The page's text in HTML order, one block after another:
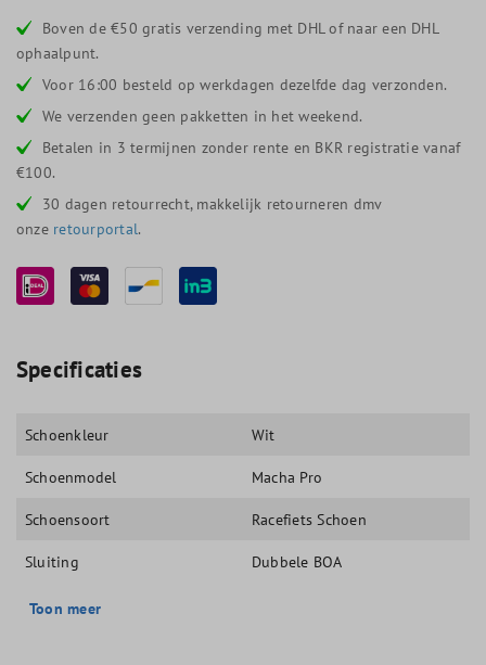
Boven de €50 gratis verzending met DHL of naar een DHL
ophaalpunt.
Voor 16:00 besteld op werkdagen dezelfde dag verzonden.
We verzenden geen pakketten in het weekend.
Betalen in 3 termijnen zonder rente en BKR registratie vanaf
€100.
30 dagen retourrecht, makkelijk retourneren dmv
onze retourportal.
Specificaties
Schoenkleur Wit
Schoenmodel Macha Pro
Schoensoort Racefiets Schoen
Sluiting Dubbele BOA
Toon meer